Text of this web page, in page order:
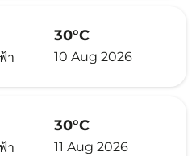
า
30°C
10 Aug 2026
า
30°C
11 Aug 2026